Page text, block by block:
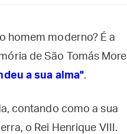
homem moderno? É a
de São Tomás More
a sua alma".
contando como a sua
o Rei Henrique VIII.